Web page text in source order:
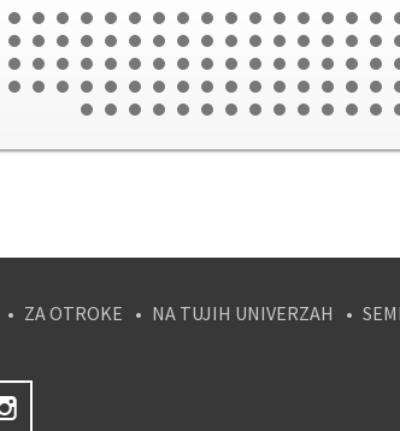
ZA OTROKE NA TUJIH UNIVERZAH